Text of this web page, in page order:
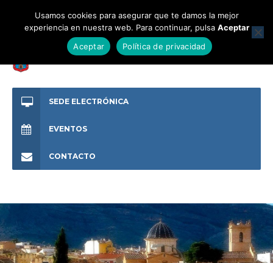
SEDE ELECTRÓNICA
EVENTOS
CONTACTO
Usamos cookies para asegurar que te damos la mejor
experiencia en nuestra web. Para continuar, pulsa Aceptar
Aceptar
Política de privacidad